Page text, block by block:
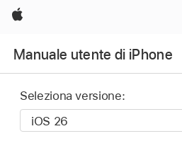
Apple
Manuale utente di iPhone
Seleziona versione: